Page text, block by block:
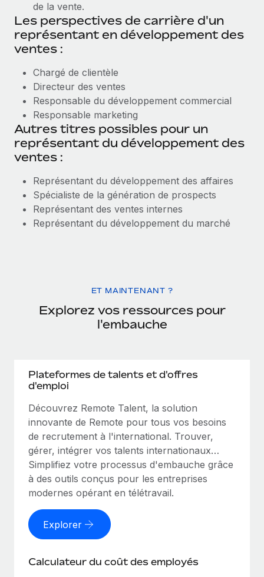
de la vente.
Les perspectives de carrière d'un
représentant en développement des
ventes :
Chargé de clientèle
Directeur des ventes
Responsable du développement commercial
Responsable marketing
Autres titres possibles pour un
représentant du développement des
ventes :
Représentant du développement des affaires
Spécialiste de la génération de prospects
Représentant des ventes internes
Représentant du développement du marché
ET MAINTENANT ?
Explorez vos ressources pour
l'embauche
Plateformes de talents et d'offres
d'emploi
Découvrez Remote Talent, la solution
innovante de Remote pour tous vos besoins
de recrutement à l'international. Trouver,
gérer, intégrer vos talents internationaux…
Simplifiez votre processus d'embauche grâce
à des outils conçus pour les entreprises
modernes opérant en télétravail.
Explorer
Calculateur du coût des employés